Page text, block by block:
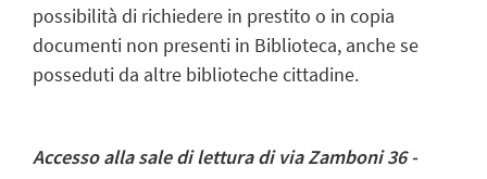
possibilità di richiedere in prestito o in copia
documenti non presenti in Biblioteca, anche se
posseduti da altre biblioteche cittadine.
Accesso alla sale di lettura di via Zamboni 36 -